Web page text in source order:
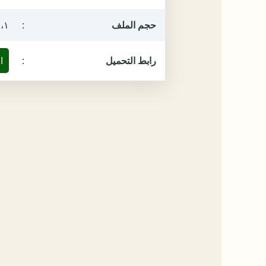
حجم الملف : ٤،١
رابط التحميل :